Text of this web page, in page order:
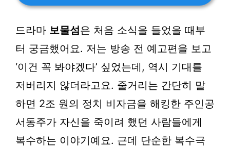
드라마 보물섬은 처음 소식을 들었을 때부
터 궁금했어요. 저는 방송 전 예고편을 보고
‘이건 꼭 봐야겠다’ 싶었는데, 역시 기대를
저버리지 않더라고요. 줄거리는 간단히 말
하면 2조 원의 정치 비자금을 해킹한 주인공
서동주가 자신을 죽이려 했던 사람들에게
복수하는 이야기예요. 근데 단순한 복수극